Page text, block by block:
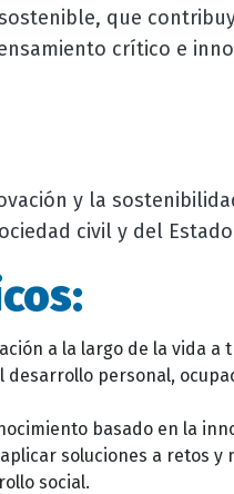
que
crítico e
y la
civil y del
a la largo de la vida a
personal,
basado en la
soluciones a retos y
social.